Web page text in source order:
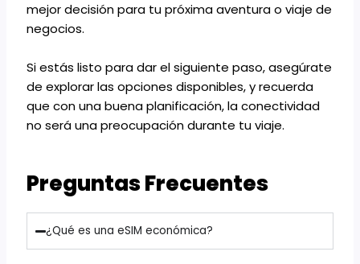
mejor decisión para tu próxima aventura o viaje de
negocios.
Si estás listo para dar el siguiente paso, asegúrate
de explorar las opciones disponibles, y recuerda
que con una buena planificación, la conectividad
no será una preocupación durante tu viaje.
Preguntas Frecuentes
¿Qué es una eSIM económica?